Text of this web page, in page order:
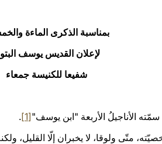
بمناسبة الذكرى الماءة
لإعلان القديس يوسف
شفيعا للكنيسة جمعاء
الأناجيلُ الأربعة "ابن يوسف"[1]
.
متّى ولوقا، لا يخبران إلّا القليل،